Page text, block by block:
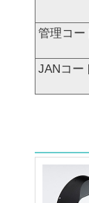
管理コー
JANコー